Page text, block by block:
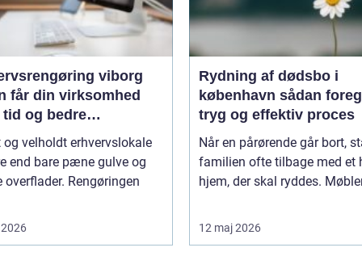
viborg
får din virksomhed
tid og bedre
og velholdt erhvervslokale
end bare pæne gulve og
overflader. Rengøringen
Rydning af dødsbo i
københavn sådan foregår en
tryg og effektiv proces
Når en pårørende går bort,
familien ofte tilbage med et
hjem, der skal ryddes.
12 maj 2026